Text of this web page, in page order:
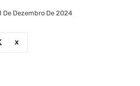
De Dezembro De 2024
X